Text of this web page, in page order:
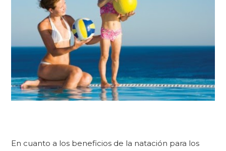
En cuanto a los beneficios de la natación para los